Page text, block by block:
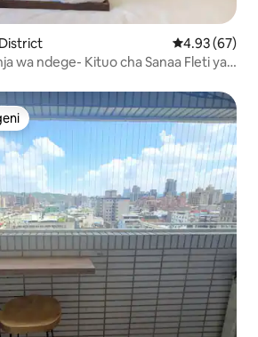
Ukadiriaji wa
4.93 (67)
wa ndege- Kituo cha Sanaa Fleti ya